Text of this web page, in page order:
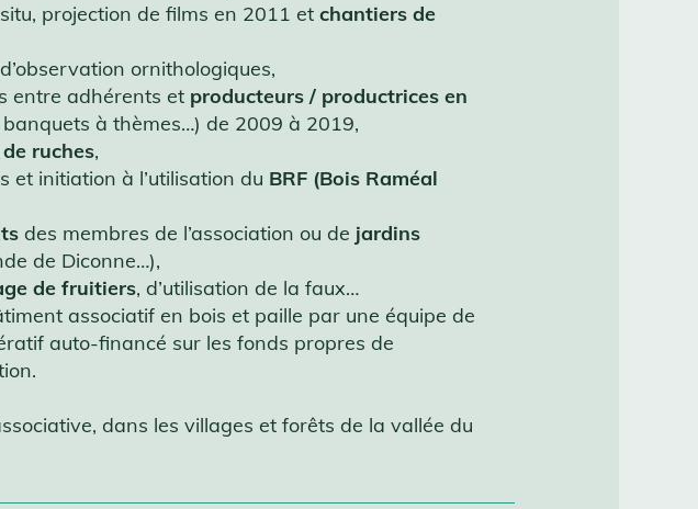
projection de films en 2011 et chantiers de
ornithologiques,
entre adhérents et producteurs / productrices en
à thèmes…) de 2009 à 2019,
ruches,
initiation à l’utilisation du BRF (Bois Raméal
des membres de l’association ou de jardins
de Diconne…),
de fruitiers, d’utilisation de la faux…
associatif en bois et paille par une équipe de
auto-financé sur les fonds propres de
dans les villages et forêts de la vallée du